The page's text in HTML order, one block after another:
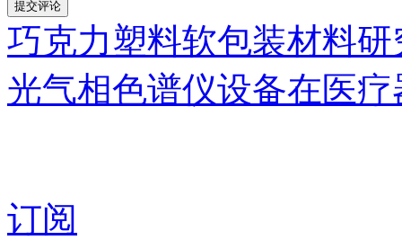
巧克力塑料软包装材料
光气相色谱仪设备在医
订阅